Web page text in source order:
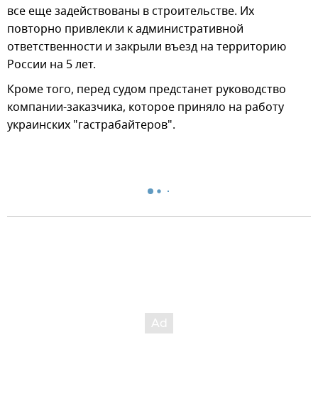
все еще задействованы в строительстве. Их
повторно привлекли к административной
ответственности и закрыли въезд на территорию
России на 5 лет.
Кроме того, перед судом предстанет руководство
компании-заказчика, которое приняло на работу
украинских "гастрабайтеров".